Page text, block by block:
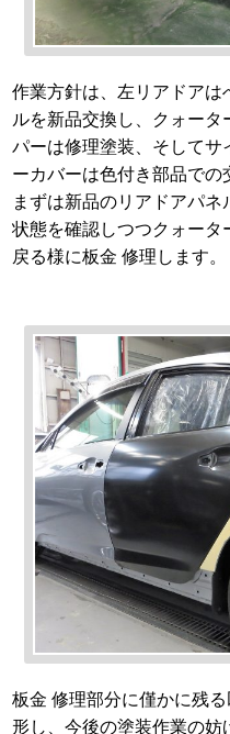
作業方針は、左リアドアは
ルを新品交換し、クォー
パーは修理塗装、そしてサ
ーカバーは色付き部品での
まずは新品のリアドアパ
状態を確認しつつクォータ
戻る様に板金 修理します。
板金 修理部分に僅かに残
形し、今後の塗装作業の妨